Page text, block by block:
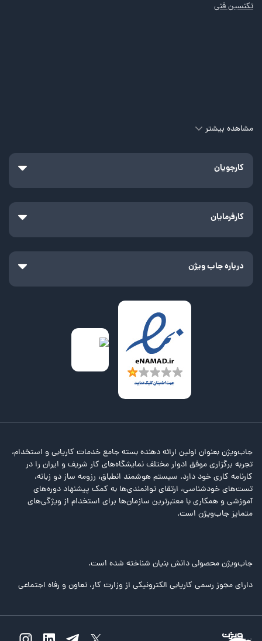
تکنسین فنی
مشاهده بیشتر
کارجویان
کارفرمایان
درباره جاب ویژن
جاب‌ویژن بعنوان اولین ارائه دهنده بسته جامع خدمات کاریابی و استخدام،
تجربه برگزاری موفق ادوار مختلف نمایشگاه‌های کار شریف و ایران را در
کارنامه کاری خود دارد. سیستم هوشمند انطباق، رزومه ساز دو زبانه،
تست‌های خودشناسی، ارتقای توانمندی‌ها به کمک پیشنهاد دوره‌های
آموزشی و همکاری با معتبرترین سازمان‌ها برای استخدام از ویژگی‌های
متمایز جاب‌ویژن است.
جاب‌ویژن محصولی دانش بنیان شناخته شده است.
دارای مجوز رسمی کاریابی الکترونیکی از وزارت کار، تعاون و رفاه اجتماعی